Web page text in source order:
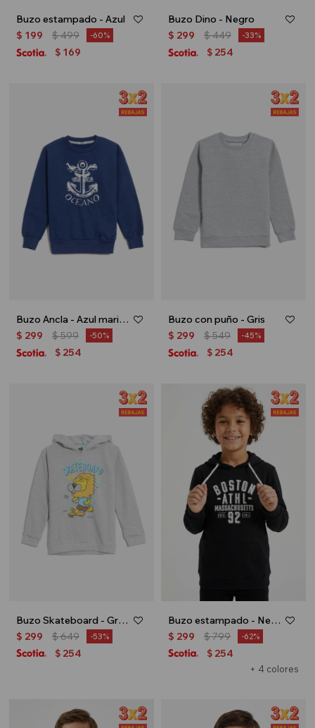
Buzo estampado - Azul
$ 199 $499 60
$ 169
Buzo Dino - Negro
$ 299 $449 33
$ 254
Buzo Ancla - Azul marino
$ 299 $599 50
$ 254
Buzo con puño - Gris
$ 299 $549 45
$ 254
Buzo Skateboard - Gris melange
$ 299 $649 53
$ 254
Buzo estampado - Negro
+ 4 colores
$ 299 $799 62
$ 254